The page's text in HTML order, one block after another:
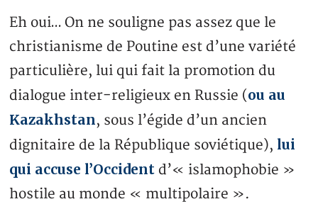
Eh oui… On ne souligne pas assez que le
christianisme de Poutine est d’une variété
particulière, lui qui fait la promotion du
dialogue inter-religieux en Russie (ou au
Kazakhstan, sous l’égide d’un ancien
dignitaire de la République soviétique), lui
qui accuse l’Occident d’« islamophobie »
hostile au monde « multipolaire ».